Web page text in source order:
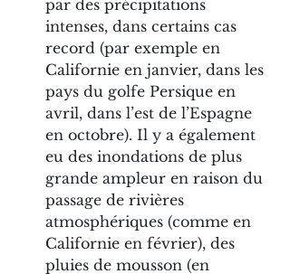
par des précipitations
intenses, dans certains cas
record (par exemple en
Californie en janvier, dans les
pays du golfe Persique en
avril, dans l’est de l’Espagne
en octobre). Il y a également
eu des inondations de plus
grande ampleur en raison du
passage de rivières
atmosphériques (comme en
Californie en février), des
pluies de mousson (en